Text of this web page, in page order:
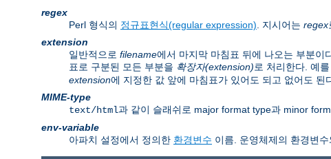
regex
Perl 형식의 정규표현식(regular expression) . 지시어는 regex
extension
일반적으로 filename에서 마지막 마침표 뒤에 나오는 부분이
표로 구분된 모든 부분을 확장자(extension)로 처리한다. 예를
extension에 지정한 값 앞에 마침표가 있어도 되고 없어도 된
MIME-type
text/html과 같이 슬래쉬로 major format type과 minor
env-variable
아파치 설정에서 정의한 환경변수 이름. 운영체제의 환경변